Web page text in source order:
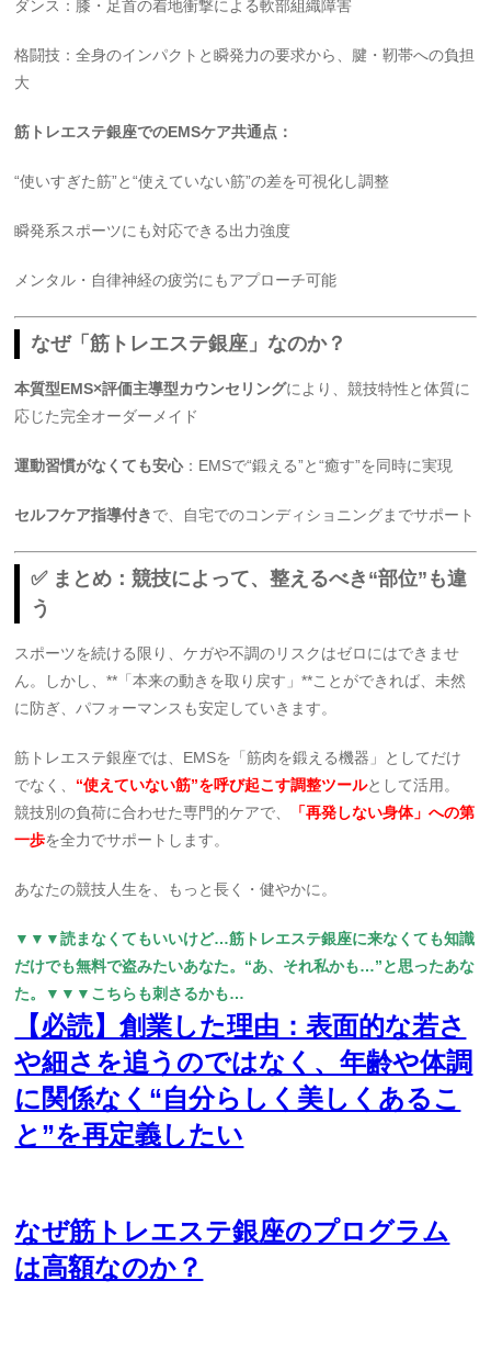
ダンス：膝・足首の着地衝撃による軟部組織障害
格闘技：全身のインパクトと瞬発力の要求から、腱・靭帯への負担
大
筋トレエステ銀座でのEMSケア共通点：
“使いすぎた筋”と“使えていない筋”の差を可視化し調整
瞬発系スポーツにも対応できる出力強度
メンタル・自律神経の疲労にもアプローチ可能
なぜ「筋トレエステ銀座」なのか？
本質型EMS×評価主導型カウンセリングにより、競技特性と体質に
応じた完全オーダーメイド
運動習慣がなくても安心：EMSで“鍛える”と“癒す”を同時に実現
セルフケア指導付きで、自宅でのコンディショニングまでサポート
✅ まとめ：競技によって、整えるべき“部位”も違
う
スポーツを続ける限り、ケガや不調のリスクはゼロにはできませ
ん。しかし、**「本来の動きを取り戻す」**ことができれば、未然
に防ぎ、パフォーマンスも安定していきます。
筋トレエステ銀座では、EMSを「筋肉を鍛える機器」としてだけ
でなく、 “使えていない筋”を呼び起こす調整ツールとして活用。
競技別の負荷に合わせた専門的ケアで、
「再発しない身体」への第
一歩を全力でサポートします。
あなたの競技人生を、もっと長く・健やかに。
▼▼▼読まなくてもいいけど…筋トレエステ銀座に来なくても知識
だけでも無料で盗みたいあなた。“あ、それ私かも…”と思ったあな
た。▼▼▼こちらも刺さるかも…
【必読】創業した理由：表面的な若さ
や細さを追うのではなく、年齢や体調
に関係なく“自分らしく美しくあるこ
と”を再定義したい
なぜ筋トレエステ銀座のプログラム
は高額なのか？